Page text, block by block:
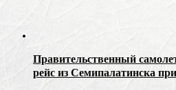
Правительственный
рейс из Семипалатинска